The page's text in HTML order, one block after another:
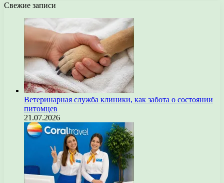
Свежие записи
Ветеринарная служба клиники, как забота о состоянии
питомцев
21.07.2026